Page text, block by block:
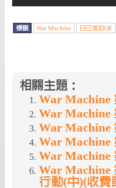
標籤 War Machine 日已落的QE
相關主題：
War Machine
War Machine
War Machine
War Machine
War Machine
War Machine
行動(中)(收費